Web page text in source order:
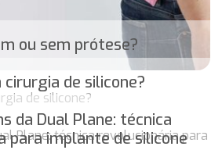
ou sem prótese?
de silicone?
da Dual Plane: técnica
para implante de silicone